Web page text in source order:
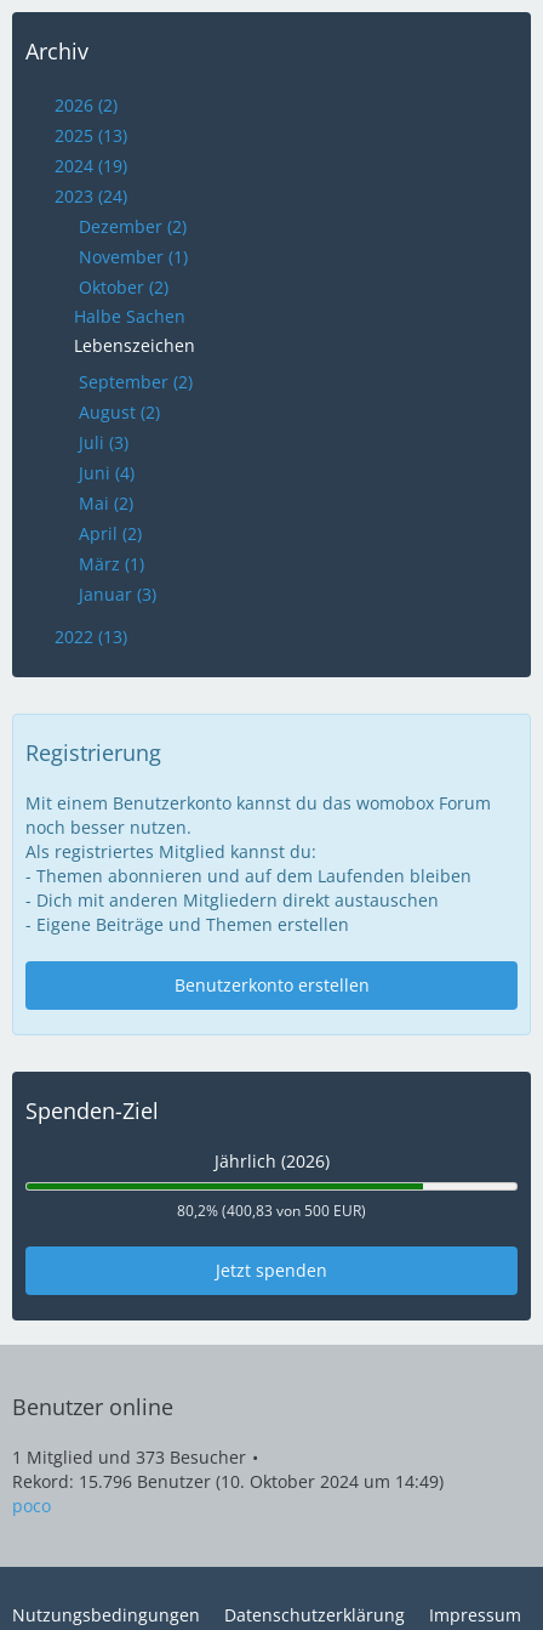
Archiv
2026 (2)
2025 (13)
2024 (19)
2023 (24)
Dezember (2)
November (1)
Oktober (2)
Halbe Sachen
Lebenszeichen
September (2)
August (2)
Juli (3)
Juni (4)
Mai (2)
April (2)
März (1)
Januar (3)
2022 (13)
Registrierung
Mit einem Benutzerkonto kannst du das womobox Forum
noch besser nutzen.
Als registriertes Mitglied kannst du:
- Themen abonnieren und auf dem Laufenden bleiben
- Dich mit anderen Mitgliedern direkt austauschen
- Eigene Beiträge und Themen erstellen
Benutzerkonto erstellen
Spenden-Ziel
Jährlich (2026)
80,2% (400,83 von 500 EUR)
Jetzt spenden
Benutzer online
1 Mitglied und 373 Besucher
Rekord: 15.796 Benutzer (10. Oktober 2024 um 14:49)
poco
Nutzungsbedingungen Datenschutzerklärung Impressum